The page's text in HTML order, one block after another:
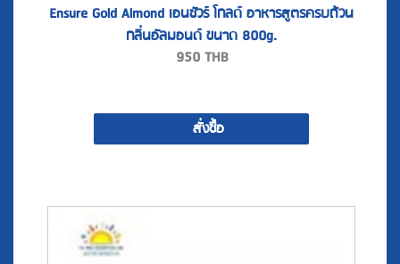
Ensure Gold Almond เอนชัวร์ โกลด์ อาหารสูตรครบถ้วน
กลิ่นอัลมอนด์ ขนาด 800g.
950 THB
สั่งซื้อ